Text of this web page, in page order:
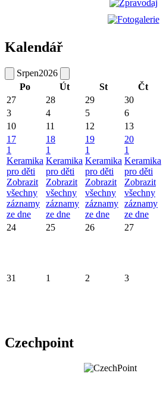
Kalendář
Srpen2026
Po
Út St Čt
27
28 29 30
3
4 5 6
10
11 12 13
17
1
Keramika
pro děti
Zobrazit
všechny
záznamy
ze dne
18
1
Keramika
pro děti
Zobrazit
všechny
záznamy
ze dne
19
1
Keramika
pro děti
Zobrazit
všechny
záznamy
ze dne
20
1
Keramika
pro děti
Zobrazit
všechny
záznamy
ze dne
24 25 26 27
31 1 2 3
Czechpoint